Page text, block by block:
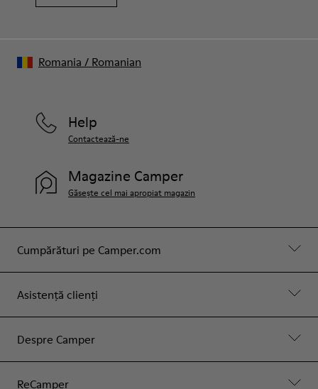
Cumpărături pe Camper.com
Asistență clienți
Despre Camper
ReCamper
Help
Contactează-ne
Magazine Camper
Găsește cel mai apropiat magazin
Romania / Romanian